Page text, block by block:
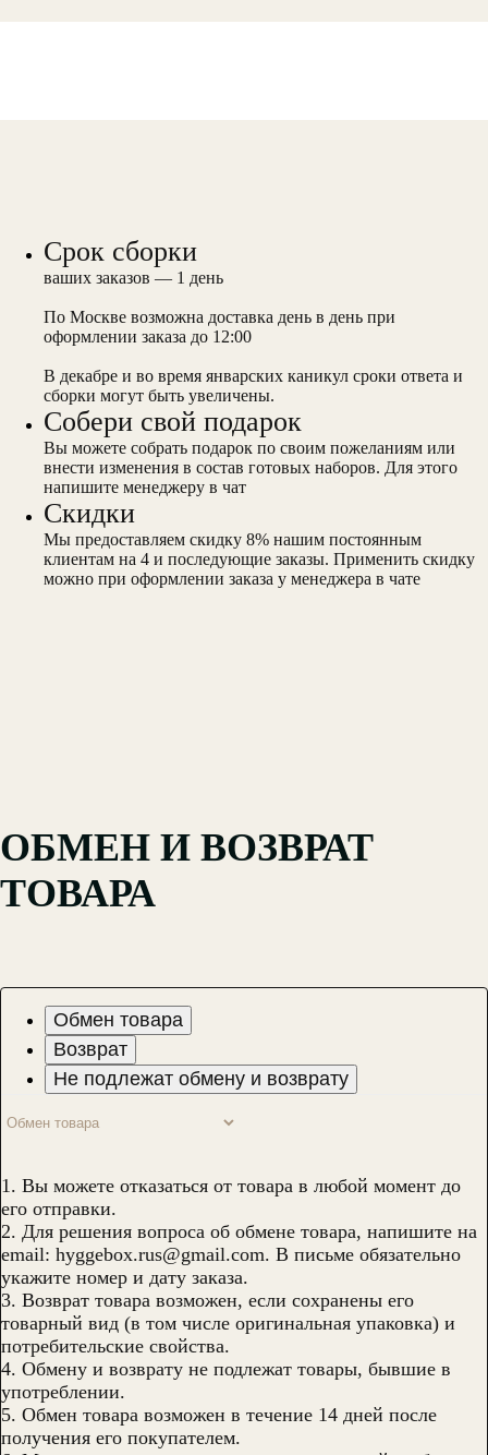
Срок сборки
ваших заказов — 1 день
По Москве возможна доставка день в день при
оформлении заказа до 12:00
В декабре и во время январских каникул сроки ответа и
сборки могут быть увеличены.
Собери свой подарок
Вы можете собрать подарок по своим пожеланиям или
внести изменения в состав готовых наборов. Для этого
напишите менеджеру в чат
Скидки
Мы предоставляем скидку 8% нашим постоянным
клиентам на 4 и последующие заказы. Применить скидку
можно при оформлении заказа у менеджера в чате
ОБМЕН И ВОЗВРАТ
ТОВАРА
Обмен товара
Возврат
Не подлежат обмену и возврату
1. Вы можете отказаться от товара в любой момент до
его отправки.
2. Для решения вопроса об обмене товара, напишите на
email: hyggebox.rus@gmail.com. В письме обязательно
укажите номер и дату заказа.
3. Возврат товара возможен, если сохранены его
товарный вид (в том числе оригинальная упаковка) и
потребительские свойства.
4. Обмену и возврату не подлежат товары, бывшие в
употреблении.
5. Обмен товара возможен в течение 14 дней после
получения его покупателем.